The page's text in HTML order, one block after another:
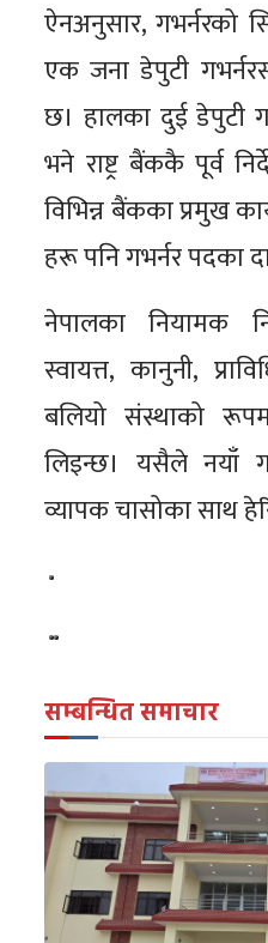
ऐनअनुसार, गभर्नरको
एक जना डेपुटी
छ। हालका दुई डेपुटी
भने राष्ट्र बैंककै पूर्व
विभिन्न बैंकका प्रमुख
हरू पनि गभर्नर पदका
नेपालका नियामक
स्वायत्त, कानुनी,
बलियो संस्थाको
लिइन्छ। यसैले नयाँ
व्यापक चासोका साथ
सम्बन्धित समाचार